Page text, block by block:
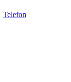
Telefon